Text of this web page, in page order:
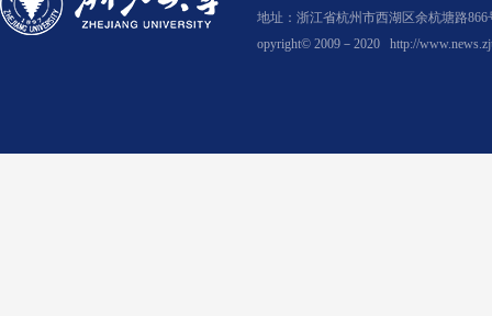
地址：浙江省杭州市西湖区余杭塘路
opyright© 2009－2020 http://